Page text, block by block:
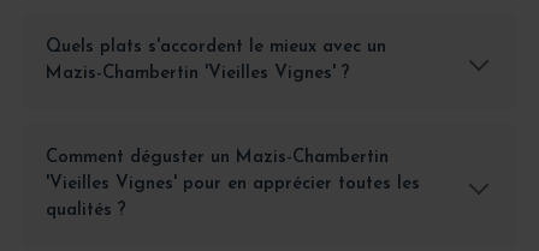
Quels plats s'accordent le mieux avec un
Mazis-Chambertin 'Vieilles Vignes' ?
Comment déguster un Mazis-Chambertin
'Vieilles Vignes' pour en apprécier toutes les
qualités ?